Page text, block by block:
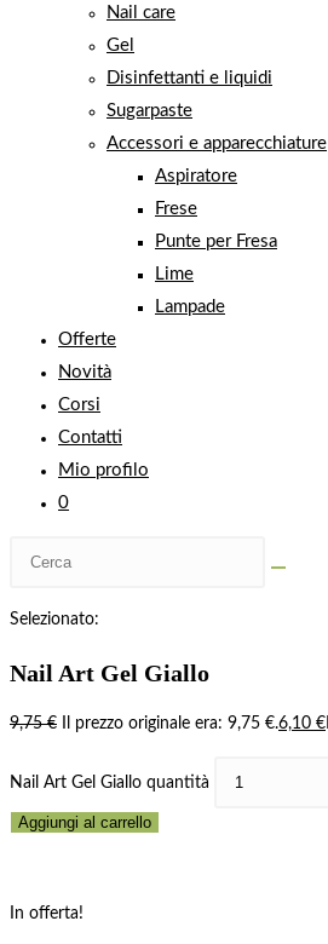
Nail care
Gel
Disinfettanti e liquidi
Sugarpaste
Accessori e apparecchiature
Aspiratore
Frese
Punte per Fresa
Lime
Lampade
Offerte
Novità
Corsi
Contatti
Mio profilo
0
Selezionato:
Nail Art Gel Giallo
9,75€ Il prezzo originale era: 9,75 €.6,10 €
Nail Art Gel Giallo quantità
Aggiungi al carrello
In offerta!